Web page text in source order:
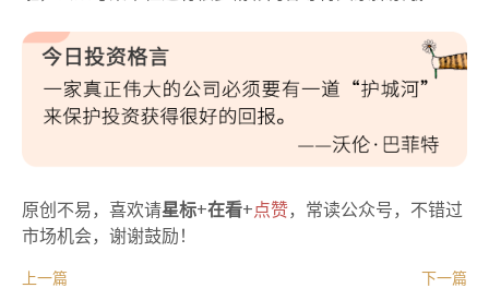
原创不易，喜欢请星标+在看+点赞，常读公众号，不错过
市场机会，谢谢鼓励！
上一篇 下一篇